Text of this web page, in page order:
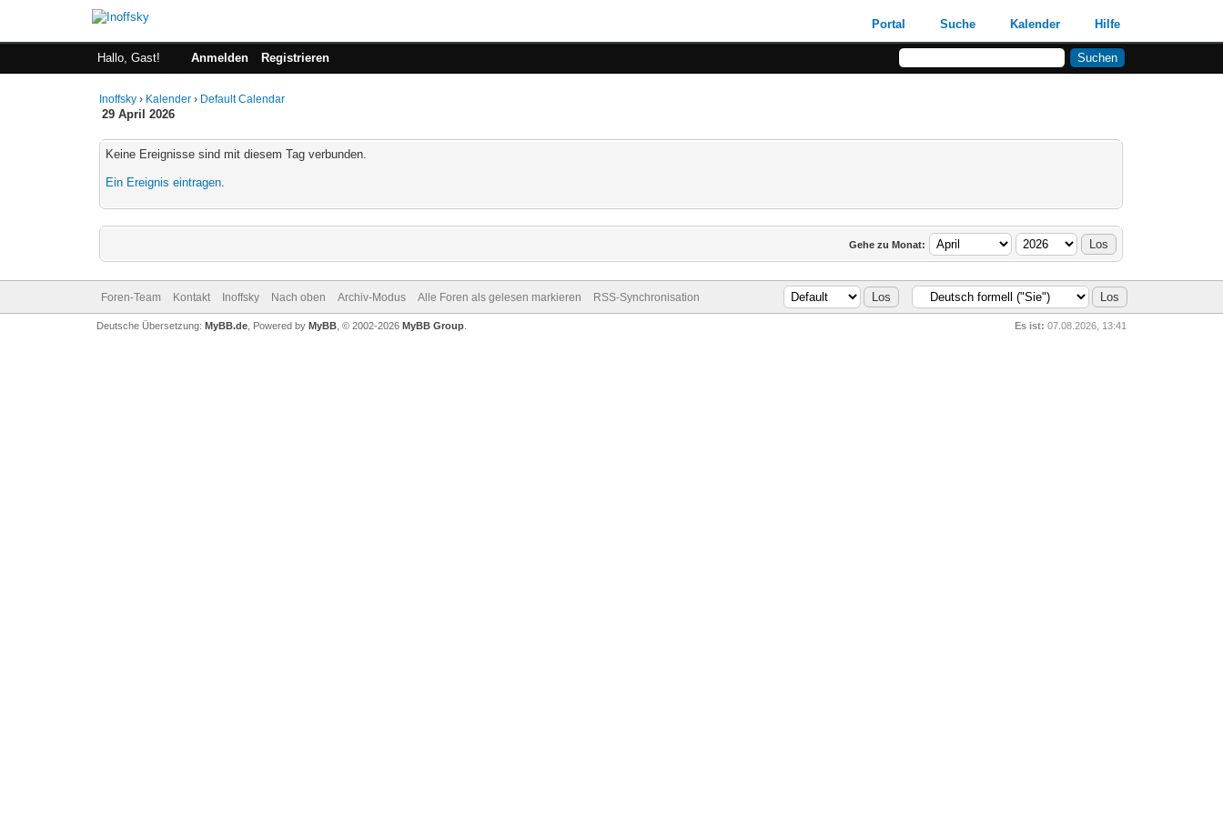
Portal Suche Kalender Hilfe
Hallo, Gast! Anmelden Registrieren
Inoffsky › Kalender › Default Calendar
29 April 2026
Keine Ereignisse sind mit diesem Tag verbunden.
Ein Ereignis eintragen.
Gehe zu Monat:
Foren-Team Kontakt Inoffsky Nach oben Archiv-Modus Alle Foren als gelesen markieren RSS-Synchronisation
Es ist: 07.08.2026, 13:41
Deutsche Übersetzung: MyBB.de, Powered by MyBB, © 2002-2026 MyBB Group.